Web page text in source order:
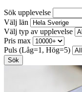
Sök upplevelse
Välj län
Välj typ av upplevelse
Pris max
Puls (Låg=1, Hög=5)